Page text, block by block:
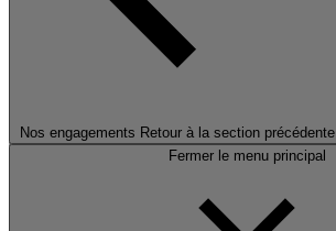
Nos engagements Retour à la section précédente
Fermer le menu principal